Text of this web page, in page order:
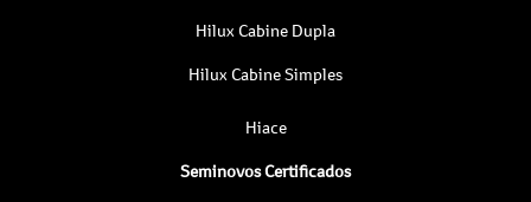
Hilux Cabine Dupla
Hilux Cabine Simples
Hiace
Seminovos Certificados